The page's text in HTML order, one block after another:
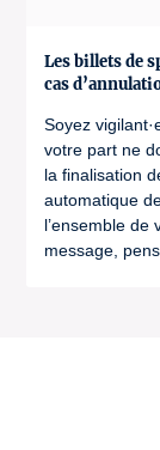
Les billets de
cas
Soyez
votre part ne
la finalisation
automatique
l’ensemble de
message,